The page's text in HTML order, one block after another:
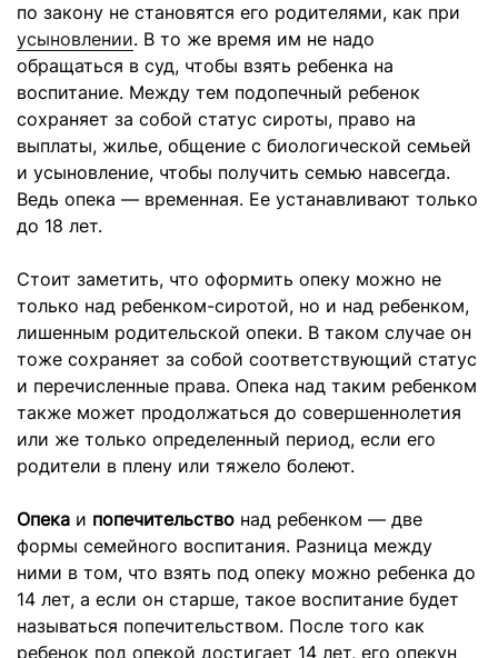
по закону не становятся его родителями, как при
усыновлении. В то же время им не надо
обращаться в суд, чтобы взять ребенка на
воспитание. Между тем подопечный ребенок
сохраняет за собой статус сироты, право на
выплаты, жилье, общение с биологической семьей
и усыновление, чтобы получить семью навсегда.
Ведь опека — временная. Ее устанавливают только
до 18 лет.
Стоит заметить, что оформить опеку можно не
только над ребенком-сиротой, но и над ребенком,
лишенным родительской опеки. В таком случае он
тоже сохраняет за собой соответствующий статус
и перечисленные права. Опека над таким ребенком
также может продолжаться до совершеннолетия
или же только определенный период, если его
родители в плену или тяжело болеют.
Опека и попечительство над ребенком — две
формы семейного воспитания. Разница между
ними в том, что взять под опеку можно ребенка до
14 лет, а если он старше, такое воспитание будет
называться попечительством. После того как
ребенок под опекой достигает 14 лет, его опекун